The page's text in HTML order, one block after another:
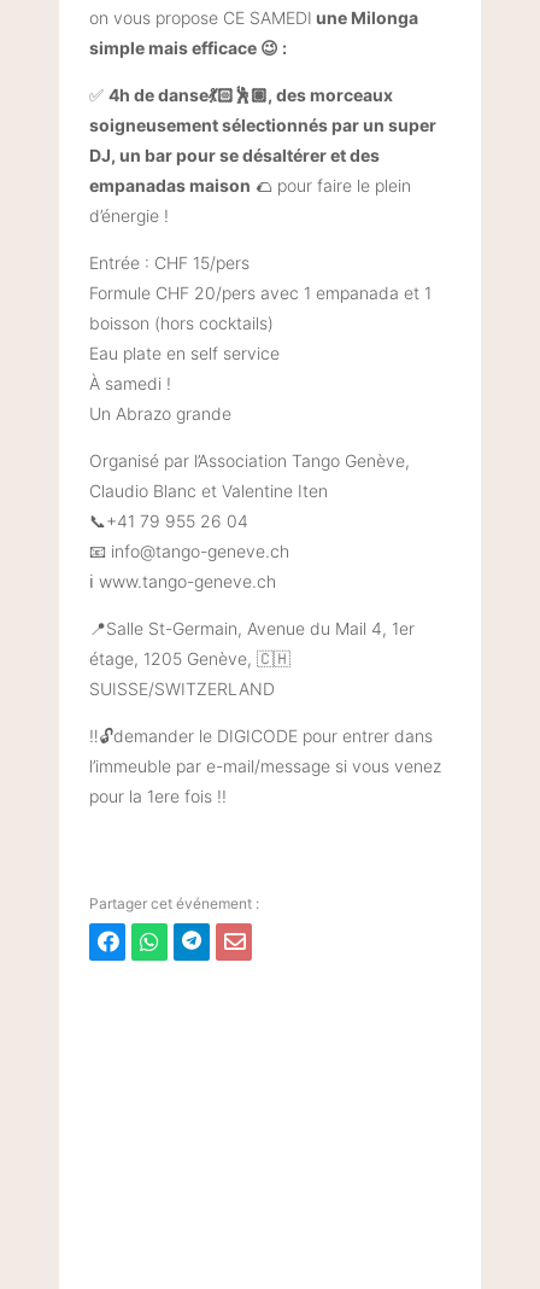
on vous propose CE SAMEDI une Milonga
simple mais efficace 😉 :
✅ 4h de danse💃🏻🕺🏽, des morceaux
soigneusement sélectionnés par un super
DJ, un bar pour se désaltérer et des
empanadas maison 🌮 pour faire le plein
d’énergie !
Entrée : CHF 15/pers
Formule CHF 20/pers avec 1 empanada et 1
boisson (hors cocktails)
Eau plate en self service
À samedi !
Un Abrazo grande
Organisé par l’Association Tango Genève,
Claudio Blanc et Valentine Iten
📞+41 79 955 26 04
📧 info@tango-geneve.ch
ℹ️ www.tango-geneve.ch
📍Salle St-Germain, Avenue du Mail 4, 1er
étage, 1205 Genève, 🇨🇭
SUISSE/SWITZERLAND
‼️🔓demander le DIGICODE pour entrer dans
l’immeuble par e-mail/message si vous venez
pour la 1ere fois !!